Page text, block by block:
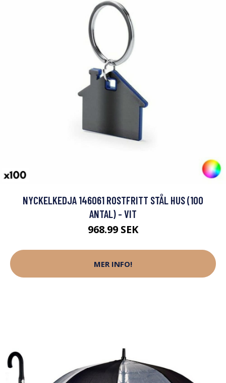
NYCKELKEDJA 146061 ROSTFRITT STÅL HUS (100
ANTAL) - VIT
968.99 SEK
MER INFO!